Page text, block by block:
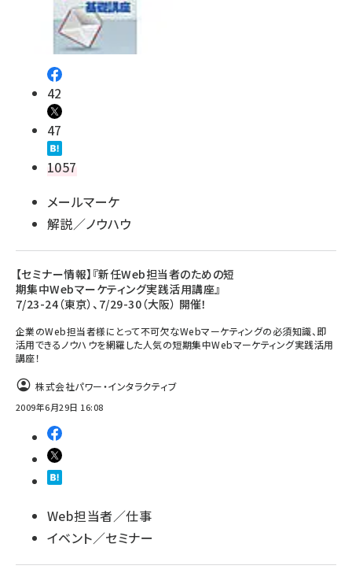
42
47
1057
メールマーケ
解説／ノウハウ
【セミナー情報】『新任Web担当者のための短
期集中Webマーケティング実践活用講座』
7/23-24（東京）、7/29-30（大阪） 開催！
企業のWeb担当者様にとって不可欠なWebマーケティングの必須知識、即
活用できるノウハウを網羅した人気の短期集中Webマーケティング実践活用
講座！
株式会社パワー・インタラクティブ
2009年6月29日 16:08
Web担当者／仕事
イベント／セミナー